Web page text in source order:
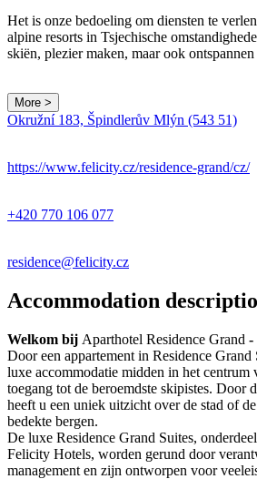
Het is onze bedoeling om diensten te
alpine resorts in Tsjechische
skiën, plezier maken, maar ook
More >
Okružní 183, Špindlerův Mlýn (543 51)
https://www.felicity.cz/residence-grand/cz/
+420 770 106 077
residence@felicity.cz
Accommodation
Welkom bij Aparthotel Residence Grand -
Door een appartement in Residence
luxe accommodatie midden in het
toegang tot de beroemdste skipistes. Door
heeft u een uniek uitzicht over de stad of
bedekte bergen.
De luxe Residence Grand Suites,
Felicity Hotels, worden gerund door
management en zijn ontworpen voor